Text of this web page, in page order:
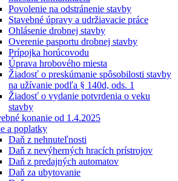
Povolenie na odstránenie stavby
Stavebné úpravy a udržiavacie práce
Ohlásenie drobnej stavby
Overenie pasportu drobnej stavby
Prípojka horúcovodu
Úprava hrobového miesta
Žiadosť o preskúmanie spôsobilosti stavby
na užívanie podľa § 140d, ods. 1
Žiadosť o vydanie potvrdenia o veku
stavby
konanie od 1.4.2025
a poplatky
Daň z nehnuteľnosti
Daň z nevýherných hracích prístrojov
Daň z predajných automatov
Daň za ubytovanie